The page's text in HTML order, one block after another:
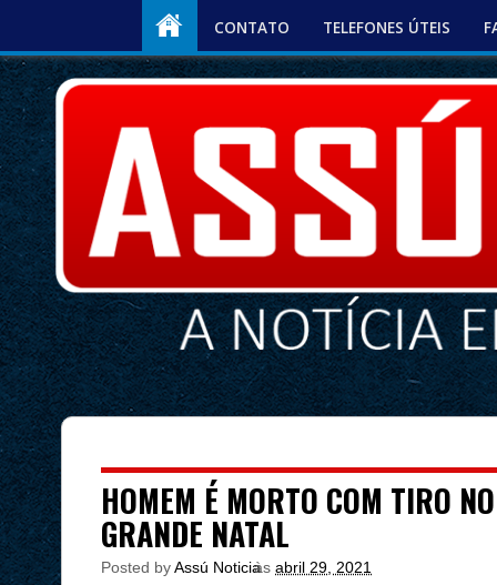
CONTATO TELEFONES ÚTEIS
HOMEM É MORTO COM TIRO
GRANDE NATAL
Posted byAssú Noticia
às abril 29, 2021